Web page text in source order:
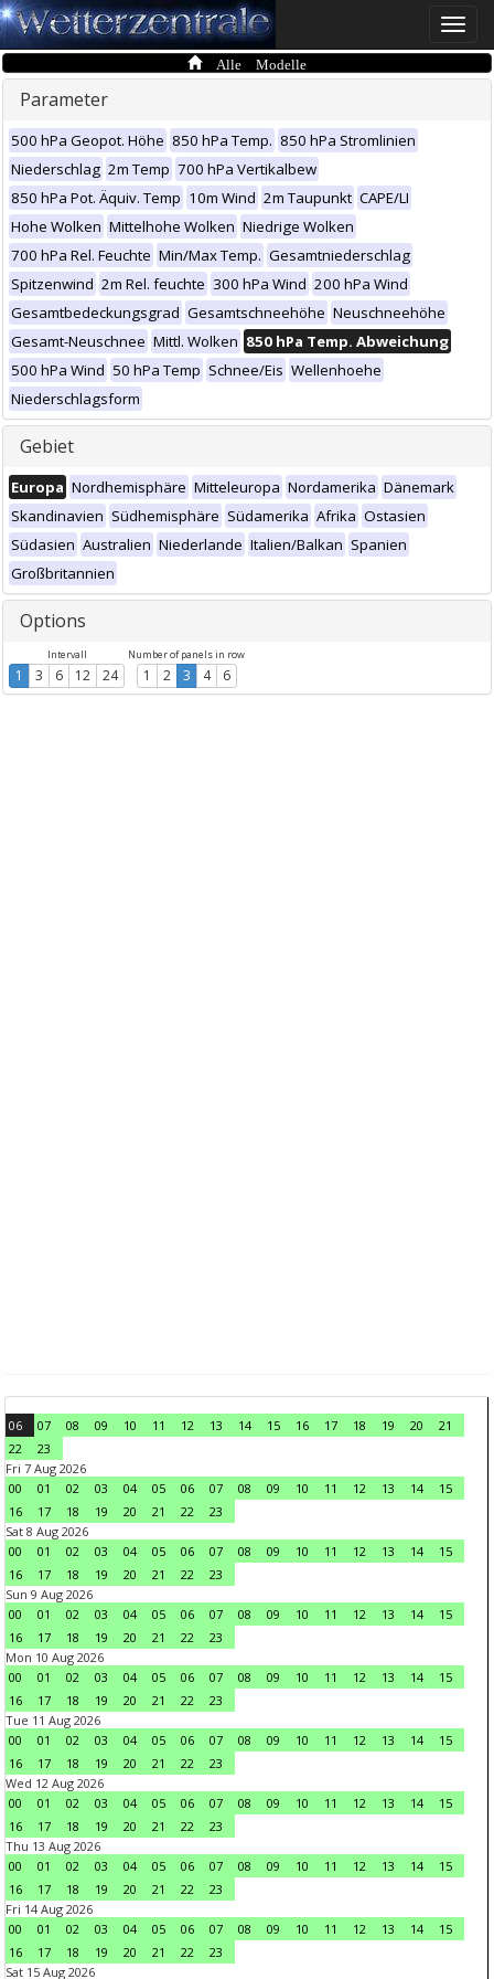
Toggle
Alle Modelle
Parameter
500 hPa Geopot. Höhe 850 hPa Temp. 850 hPa Stromlinien
Niederschlag 2m Temp 700 hPa Vertikalbew
850 hPa Pot. Äquiv. Temp 10m Wind 2m Taupunkt CAPE/LI
Hohe Wolken Mittelhohe Wolken Niedrige Wolken
700 hPa Rel. Feuchte Min/Max Temp. Gesamtniederschlag
Spitzenwind 2m Rel. feuchte 300 hPa Wind 200 hPa Wind
Gesamtbedeckungsgrad Gesamtschneehöhe Neuschneehöhe
Gesamt-Neuschnee Mittl. Wolken 850 hPa Temp. Abweichung
500 hPa Wind 50 hPa Temp Schnee/Eis Wellenhoehe
Niederschlagsform
Gebiet
Europa Nordhemisphäre Mitteleuropa Nordamerika Dänemark
Skandinavien Südhemisphäre Südamerika Afrika Ostasien
Südasien Australien Niederlande Italien/Balkan Spanien
Großbritannien
Options
Intervall
1 3 6 12 24
Number of panels in row
1 2 3 4 6
06 07 08 09 10 11 12 13 14 15 16 17 18 19 20
21
22
23
Fri 7 Aug 2026
00
01 02 03 04 05 06 07 08 09 10 11 12 13 14
15
16
17 18 19 20 21 22
23
Sat 8 Aug 2026
00
01 02 03 04 05 06 07 08 09 10 11 12 13 14
15
16
17 18 19 20 21 22
23
Sun 9 Aug 2026
00
01 02 03 04 05 06 07 08 09 10 11 12 13 14
15
16
17 18 19 20 21 22
23
Mon 10 Aug 2026
00
01 02 03 04 05 06 07 08 09 10 11 12 13 14
15
16
17 18 19 20 21 22
23
Tue 11 Aug 2026
00
01 02 03 04 05 06 07 08 09 10 11 12 13 14
15
16
17 18 19 20 21 22
23
Wed 12 Aug 2026
00
01 02 03 04 05 06 07 08 09 10 11 12 13 14
15
16
17 18 19 20 21 22
23
Thu 13 Aug 2026
00
01 02 03 04 05 06 07 08 09 10 11 12 13 14
15
16
17 18 19 20 21 22
23
Fri 14 Aug 2026
00
01 02 03 04 05 06 07 08 09 10 11 12 13 14
15
16
17 18 19 20 21 22
23
Sat 15 Aug 2026